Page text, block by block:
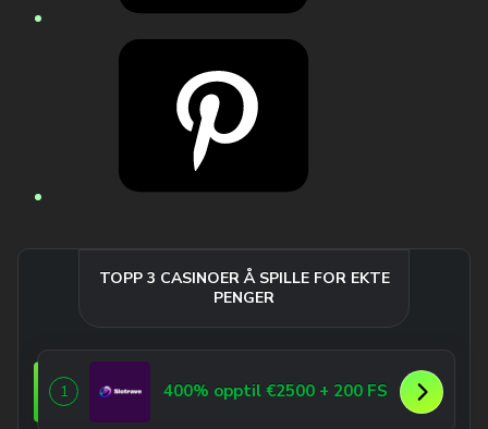
TOPP 3 CASINOER Å SPILLE FOR EKTE
PENGER
1 400% opptil €2500 + 200 FS